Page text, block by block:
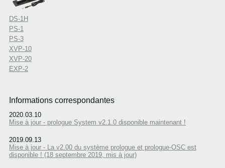
DS-1H
PS-1
PS-3
XVP-10
XVP-20
EXP-2
Informations correspondantes
2020.03.10
Mise à jour - prologue System v2.1.0 disponible maintenant !
2019.09.13
Mise à jour - La v2.00 du système prologue et prologue-OSC est
disponible ! (18 septembre 2019, mis à jour)